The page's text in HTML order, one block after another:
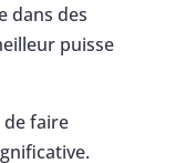
dans des
puisse
faire